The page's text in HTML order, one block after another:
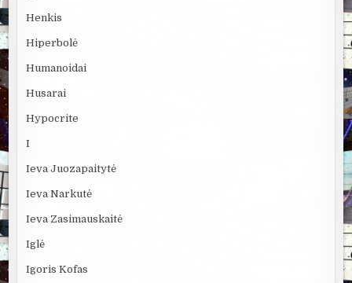
Henkis
Hiperbolė
Humanoidai
Husarai
Hypocrite
I
Ieva Juozapaitytė
Ieva Narkutė
Ieva Zasimauskaitė
Iglė
Igoris Kofas